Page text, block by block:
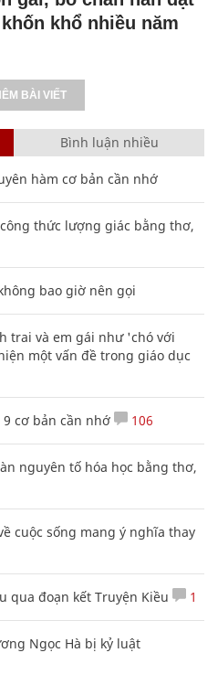
khổ nhiều năm
BÀI VIẾT
Bình luận nhiều
hàm cơ bản cần nhớ
thức lượng giác bằng thơ,
bao giờ nên gọi
trai và em gái như 'chó với
một vấn đề trong giáo dục
9 cơ bản cần nhớ 106
nguyên tố hóa học bằng thơ,
cuộc sống mang ý nghĩa thay
qua đoạn kết Truyện Kiều 1
Ngọc Hà bị kỷ luật